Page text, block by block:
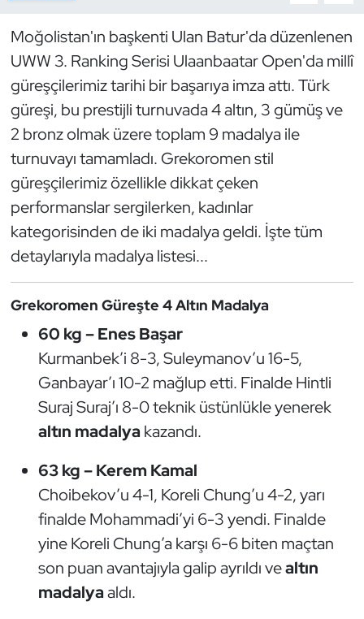
Moğolistan'ın başkenti Ulan Batur'da düzenlenen
UWW 3. Ranking Serisi Ulaanbaatar Open'da millî
güreşçilerimiz tarihi bir başarıya imza attı. Türk
güreşi, bu prestijli turnuvada 4 altın, 3 gümüş ve
2 bronz olmak üzere toplam 9 madalya ile
turnuvayı tamamladı. Grekoromen stil
güreşçilerimiz özellikle dikkat çeken
performanslar sergilerken, kadınlar
kategorisinden de iki madalya geldi. İşte tüm
detaylarıyla madalya listesi...
Grekoromen Güreşte 4 Altın Madalya
60 kg – Enes Başar
Kurmanbek’i 8-3, Suleymanov’u 16-5,
Ganbayar’ı 10-2 mağlup etti. Finalde Hintli
Suraj Suraj’ı 8-0 teknik üstünlükle yenerek
altın madalyakazandı.
63 kg – Kerem Kamal
Choibekov’u 4-1, Koreli Chung’u 4-2, yarı
finalde Mohammadi’yi 6-3 yendi. Finalde
yine Koreli Chung’a karşı 6-6 biten maçtan
son puan avantajıyla galip ayrıldı vealtın
madalyaaldı.
Dövüş Sanatı
E-Spor
Eskrim
Futbol
Genel
Golf
Güreş
Halter
Hava Sporları
Hentbol
İşitme Engelli Sporcular
Judo ve Kuraş
Kano ve Rafting